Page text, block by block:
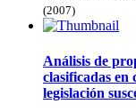
(2007)
Análisis de
clasificadas en
legislación